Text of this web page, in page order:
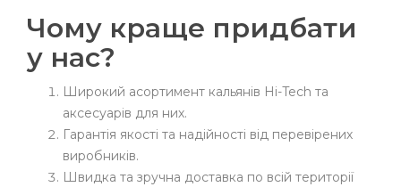
Чому краще придбати
у нас?
Широкий асортимент кальянів Hi-Tech та
аксесуарів для них.
Гарантія якості та надійності від перевірених
виробників.
Швидка та зручна доставка по всій території